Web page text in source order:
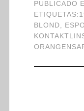
PUBLICADO
ETIQUETAS:
BLOND,